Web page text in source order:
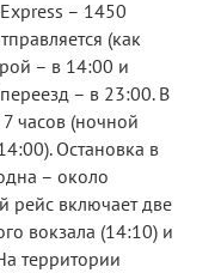
– 1450
(как
– в 14:00 и
– в 23:00. В
7 часов (ночной
Остановка в
– около
рейс включает две
вокзала (14:10) и
территории